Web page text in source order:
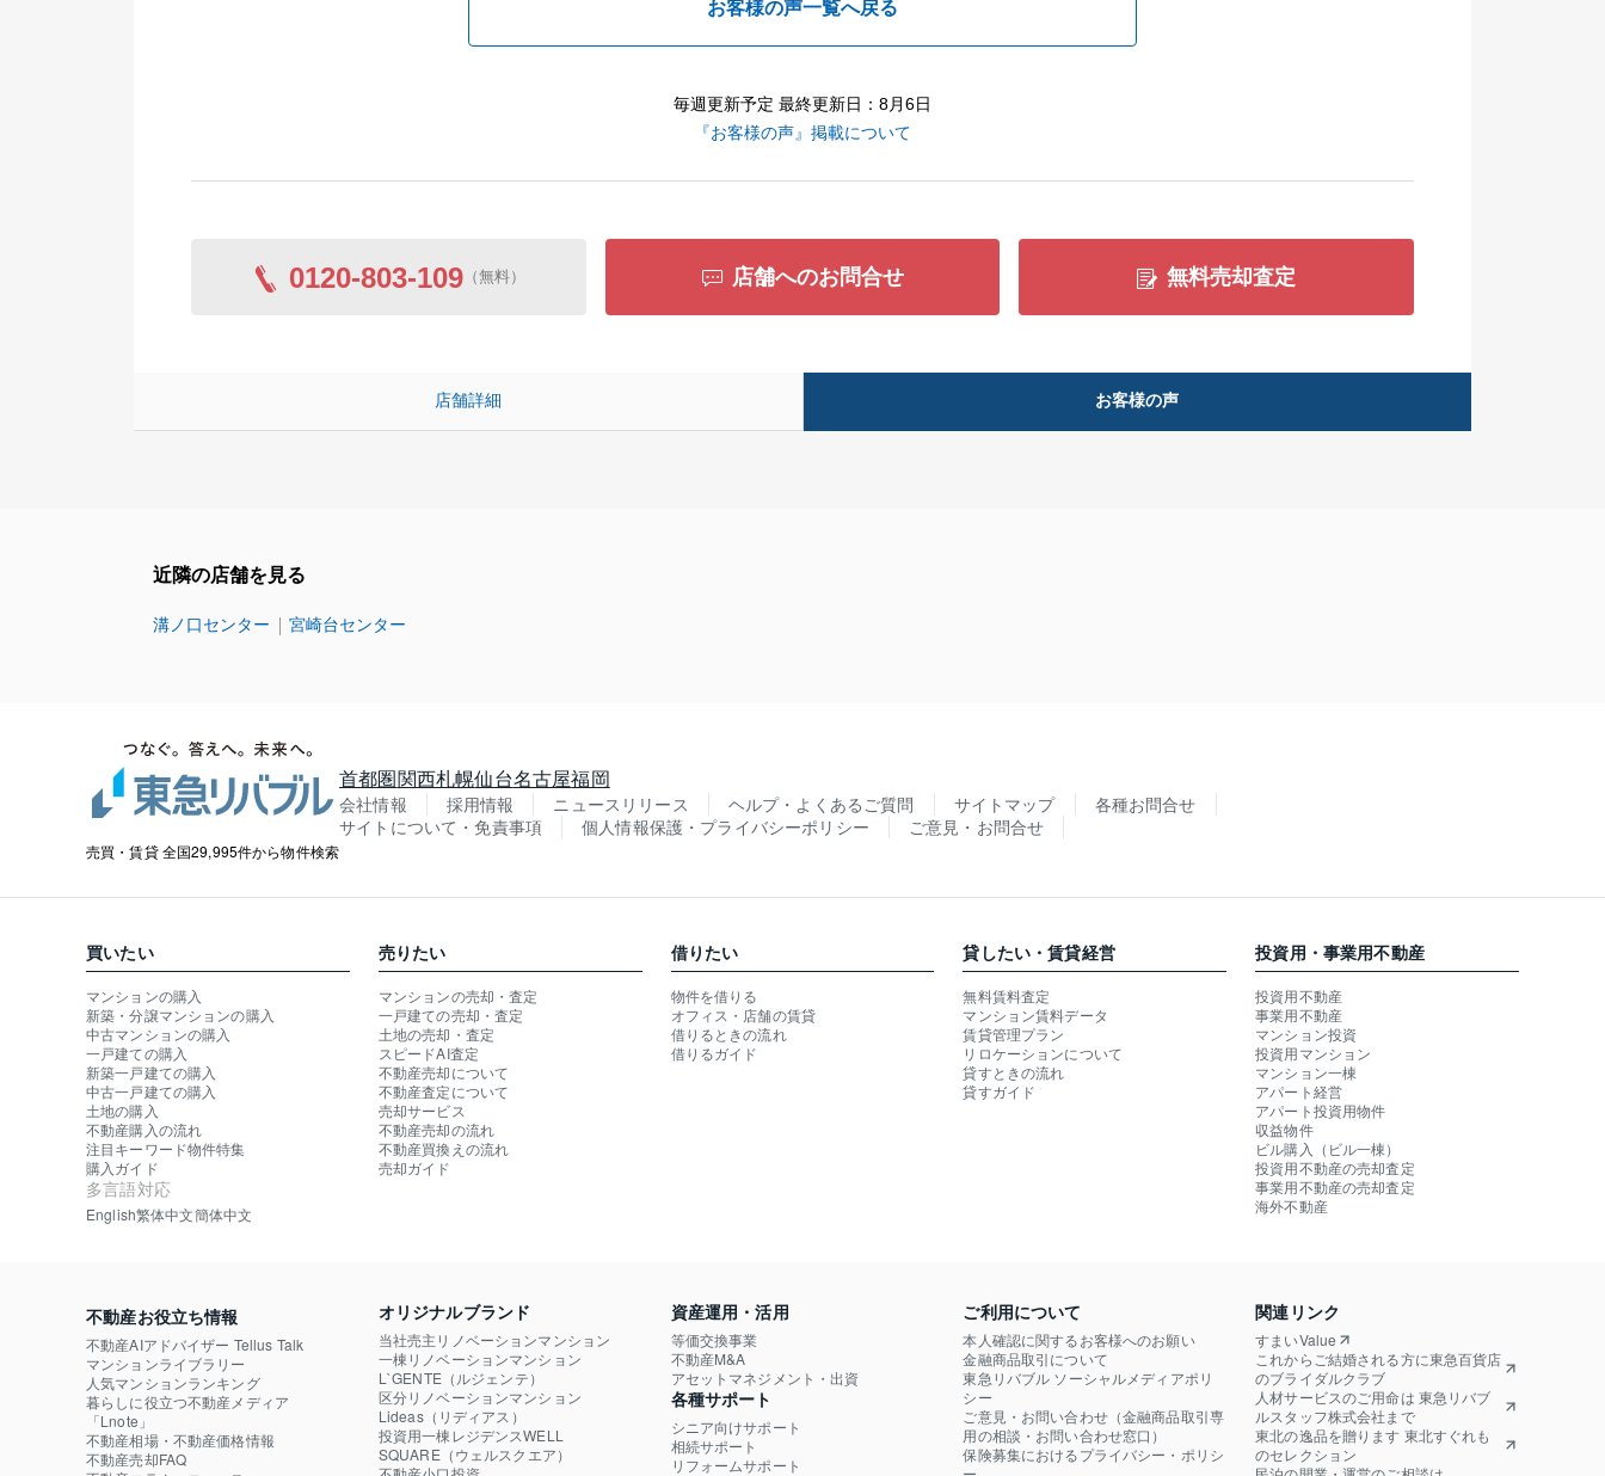
お客様の声一覧へ戻る
毎週更新予定 最終更新日：8月6日
『お客様の声』掲載について
0120-803-109（無料） 店舗へのお問合せ 無料売却査定
店舗詳細 お客様の声
近隣の店舗を見る
溝ノ口センター 宮崎台センター
売買・賃貸 全国29,995件から物件検索
首都圏関西札幌仙台名古屋福岡
会社情報 採用情報 ニュースリリース ヘルプ・よくあるご質問 サイトマップ
各種お問合せ
サイトについて・免責事項
個人情報保護・プライバシーポリシー ご意見・お問合せ
買いたい
マンションの購入
新築・分譲マンションの購入
中古マンションの購入
一戸建ての購入
新築一戸建ての購入
中古一戸建ての購入
土地の購入
不動産購入の流れ
注目キーワード物件特集
購入ガイド
多言語対応
English繁体中文簡体中文
売りたい
マンションの売却・査定
一戸建ての売却・査定
土地の売却・査定
スピードAI査定
不動産売却について
不動産査定について
売却サービス
不動産売却の流れ
不動産買換えの流れ
売却ガイド
借りたい
物件を借りる
オフィス・店舗の賃貸
借りるときの流れ
借りるガイド
貸したい・賃貸経営
無料賃料査定
マンション賃料データ
賃貸管理プラン
リロケーションについて
貸すときの流れ
貸すガイド
投資用・事業用不動産
投資用不動産
事業用不動産
マンション投資
投資用マンション
マンション一棟
アパート経営
アパート投資用物件
収益物件
ビル購入（ビル一棟）
投資用不動産の売却査定
事業用不動産の売却査定
海外不動産
不動産お役立ち情報
不動産AIアドバイザー Tellus Talk
マンションライブラリー
人気マンションランキング
暮らしに役立つ不動産メディア
「Lnote」
不動産相場・不動産価格情報
不動産売却FAQ
オリジナルブランド
当社売主リノベーションマンション
一棟リノベーションマンション
L`GENTE（ルジェンテ）
区分リノベーションマンション
Lideas（リディアス）
投資用一棟レジデンスWELL
SQUARE（ウェルスクエア）
資産運用・活用
等価交換事業
不動産M&A
アセットマネジメント・出資
各種サポート
シニア向けサポート
相続サポート
リフォームサポート
ご利用について
本人確認に関するお客様へのお願い
金融商品取引について
東急リバブル ソーシャルメディアポリ
シー
ご意見・お問い合わせ（金融商品取引専
用の相談・お問い合わせ窓口）
保険募集におけるプライバシー・ポリシ
関連リンク
すまいValue
これからご結婚される方に東急百貨店
のブライダルクラブ
人材サービスのご用命は 東急リバブ
ルスタッフ株式会社まで
東北の逸品を贈ります 東北すぐれも
のセレクション